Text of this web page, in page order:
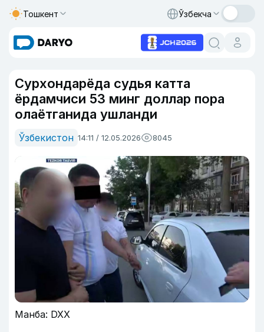
Тошкент Ўзбекча
Сурхондарёда судья катта
ёрдамчиси 53 минг доллар пора
олаётганида ушланди
Ўзбекистон 14:11 / 12.05.2026 8045
Манба: DXX